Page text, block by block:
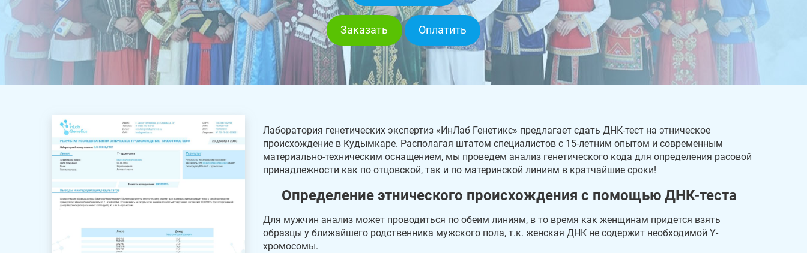
Заказать Оплатить
Лаборатория генетических экспертиз «ИнЛаб Генетикс» предлагает сдать ДНК-тест на этническое
происхождение в Кудымкаре. Располагая штатом специалистов с 15-летним опытом и современным
материально-техническим оснащением, мы проведем анализ генетического кода для определения расовой
принадлежности как по отцовской, так и по материнской линиям в кратчайшие сроки!
Определение этнического происхождения с помощью ДНК-теста
Для мужчин анализ может проводиться по обеим линиям, в то время как женщинам придется взять
образцы у ближайшего родственника мужского пола, т.к. женская ДНК не содержит необходимой Y-
хромосомы.